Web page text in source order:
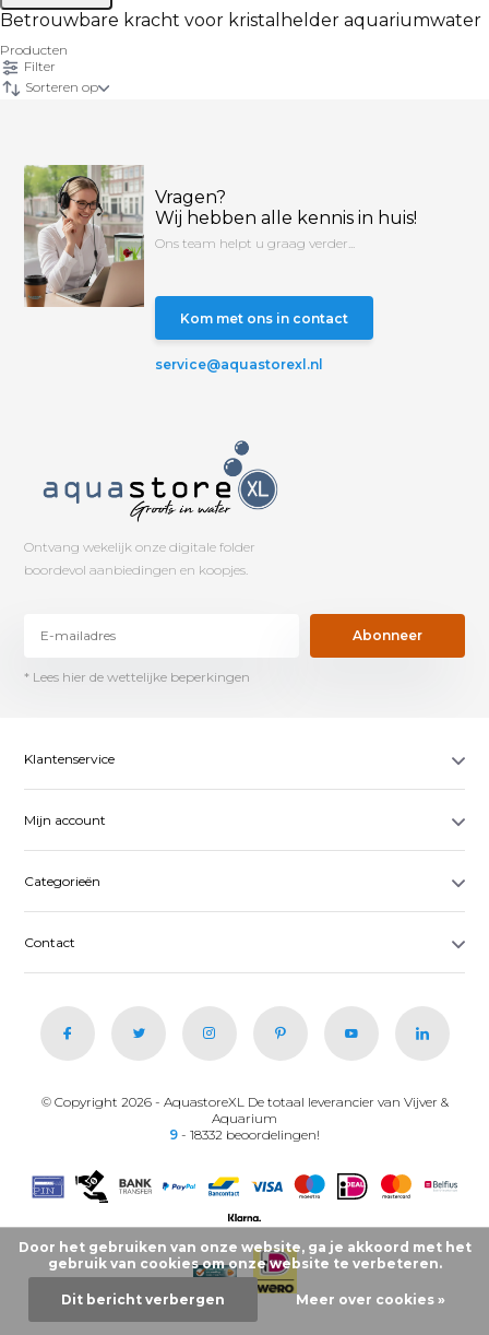
Betrouwbare kracht voor kristalhelder aquariumwater
Producten
Filter
Sorteren op
Vragen?
Wij hebben alle kennis in huis!
Ons team helpt u graag verder...
Kom met ons in contact
service@aquastorexl.nl
Ontvang wekelijk onze digitale folder
boordevol aanbiedingen en koopjes.
Abonneer
* Lees hier de wettelijke beperkingen
Klantenservice
Mijn account
Categorieën
Contact
© Copyright 2026 - AquastoreXL De totaal leverancier van Vijver &
Aquarium
9 - 18332 beoordelingen!
Door het gebruiken van onze website, ga je akkoord met het
gebruik van cookies om onze website te verbeteren.
Dit bericht verbergen Meer over cookies »